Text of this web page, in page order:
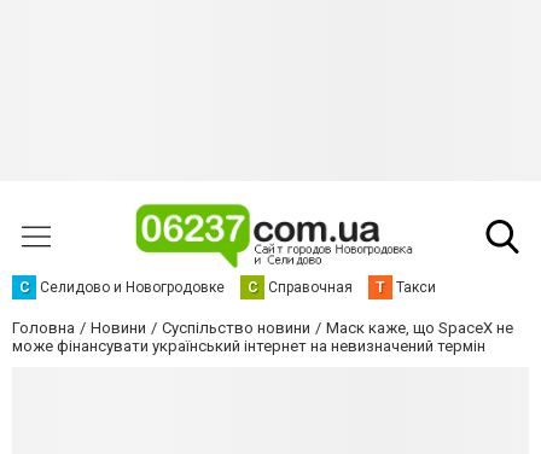
С Селидово и Новогродовке С Справочная Т Такси
Головна Новини Суспільство новини
Маск каже, що SpaceX не
може фінансувати український інтернет на невизначений термін